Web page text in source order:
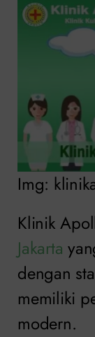
Img:
Klinik
Jakarta
dengan
memiliki
modern.